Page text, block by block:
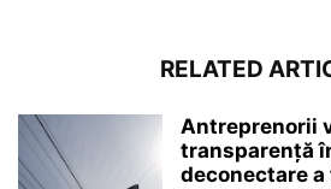
RELATED
Antreprenorii
transparență
deconectare